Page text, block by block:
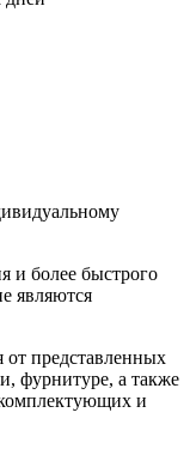
и более быстрого
являются
от представленных
фурнитуре, а также
и